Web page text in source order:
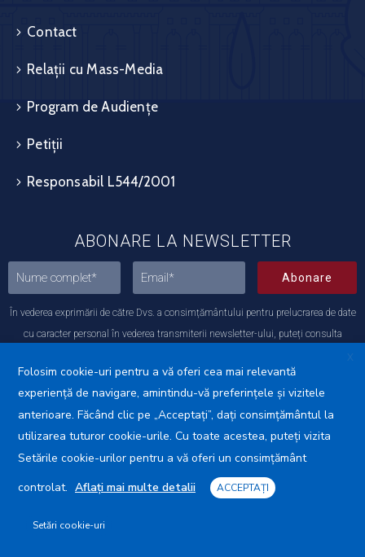
Contact
Relații cu Mass-Media
Program de Audiențe
Petiții
Responsabil L544/2001
ABONARE LA NEWSLETTER
Abonare
În vederea exprimării de către Dvs. a consimțământului pentru prelucrarea de date
cu caracter personal în vederea transmiterii newsletter-ului, puteți consulta
Protecția datelor cu caracter
personal (GDPR)
Politica de utilizare a Cookie-urilor
Avansis
Mobile
Primăria Municipiului Călărași © 2025. Toate drepturile
X
Folosim cookie-uri pentru a vă oferi cea mai relevantă
experiență de navigare, amintindu-vă preferințele și vizitele
anterioare. Făcând clic pe „Acceptați”, dați consimțământul la
utilizarea tuturor cookie-urile. Cu toate acestea, puteți vizita
Setările cookie-urilor pentru a vă oferi un consimțământ
controlat. Aflați mai multe detalii ACCEPTAȚI
Setări cookie-uri